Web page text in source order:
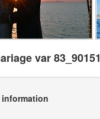
var 83_90151
information